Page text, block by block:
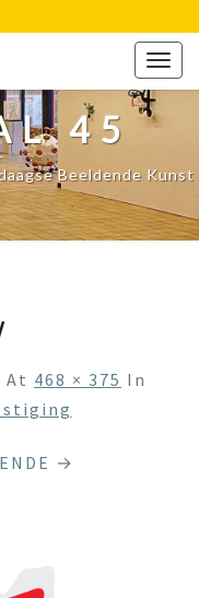
45
Beeldende Kunst
At 468 × 375 In
→